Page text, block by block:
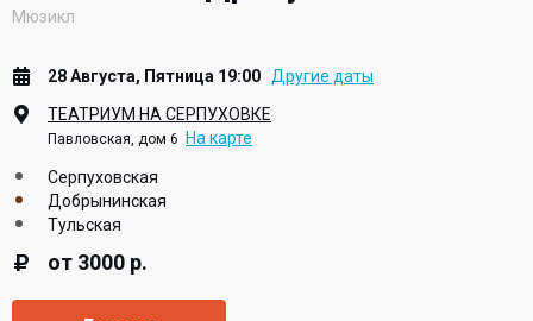
Мюзикл
28 Августа, Пятница 19:00
Другие даты
ТЕАТРИУМ НА СЕРПУХОВКЕ
Павловская, дом 6 На карте
Серпуховская
Добрынинская
Тульская
от 3000 р.